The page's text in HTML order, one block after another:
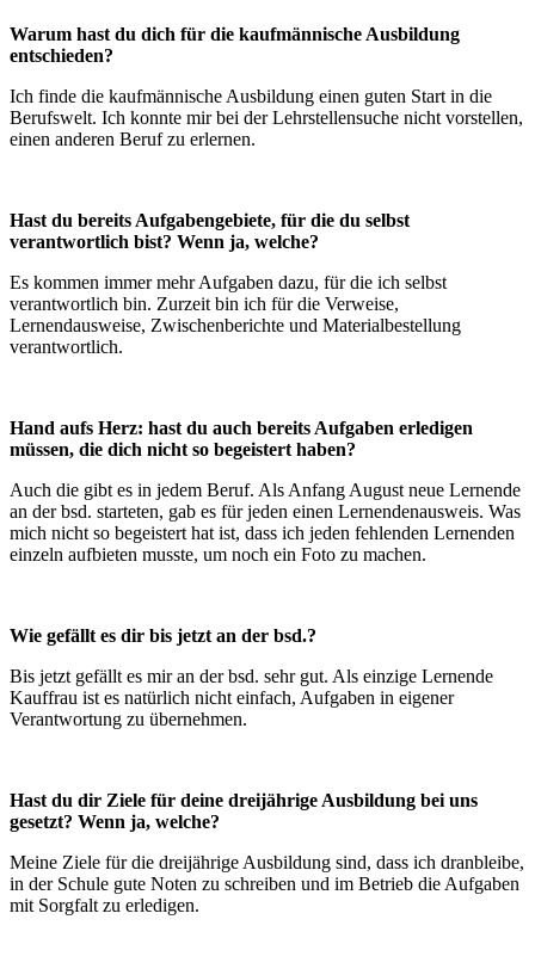
Warum hast du dich für die kaufmännische Ausbildung
entschieden?
Ich finde die kaufmännische Ausbildung einen guten Start in die
Berufswelt. Ich konnte mir bei der Lehrstellensuche nicht vorstellen,
einen anderen Beruf zu erlernen.
Hast du bereits Aufgabengebiete, für die du selbst
verantwortlich bist? Wenn ja, welche?
Es kommen immer mehr Aufgaben dazu, für die ich selbst
verantwortlich bin. Zurzeit bin ich für die Verweise,
Lernendausweise, Zwischenberichte und Materialbestellung
verantwortlich.
Hand aufs Herz: hast du auch bereits Aufgaben erledigen
müssen, die dich nicht so begeistert haben?
Auch die gibt es in jedem Beruf. Als Anfang August neue Lernende
an der bsd. starteten, gab es für jeden einen Lernendenausweis. Was
mich nicht so begeistert hat ist, dass ich jeden fehlenden Lernenden
einzeln aufbieten musste, um noch ein Foto zu machen.
Wie gefällt es dir bis jetzt an der bsd.?
Bis jetzt gefällt es mir an der bsd. sehr gut. Als einzige Lernende
Kauffrau ist es natürlich nicht einfach, Aufgaben in eigener
Verantwortung zu übernehmen.
Hast du dir Ziele für deine dreijährige Ausbildung bei uns
gesetzt? Wenn ja, welche?
Meine Ziele für die dreijährige Ausbildung sind, dass ich dranbleibe,
in der Schule gute Noten zu schreiben und im Betrieb die Aufgaben
mit Sorgfalt zu erledigen.